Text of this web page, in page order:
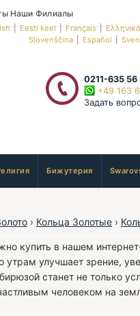
Наши Филиалы
|Eesti keel|Français|Ελληνικά
Slovenščina
Español
0211-635 56
+49 163
Задать
Бижутерия
› Кольца Золотые ›
купить в нашем
утрам улучшает зрение,
станет не только
человеком на